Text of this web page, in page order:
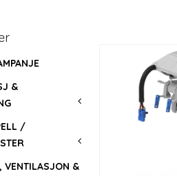
&
/
VENTILASJON &